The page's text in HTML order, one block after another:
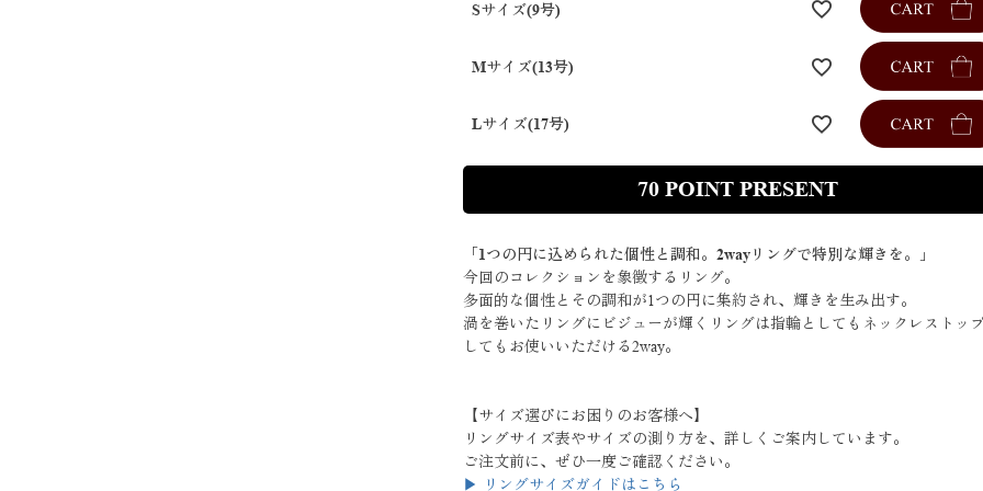
Sサイズ(9号)
Mサイズ(13号)
Lサイズ(17号)
70
「1つの円に込められた個性と調和。2wayリングで特別な輝きを。」
今回のコレクションを象徴するリング。
多面的な個性とその調和が1つの円に集約され、輝きを生み出す。
渦を巻いたリングにビジューが輝くリングは指輪としてもネックレストッ
してもお使いいただける2way。
【サイズ選びにお困りのお客様へ】
リングサイズ表やサイズの測り方を、詳しくご案内しています。
ご注文前に、ぜひ一度ご確認ください。
▶︎ リングサイズガイドはこちら